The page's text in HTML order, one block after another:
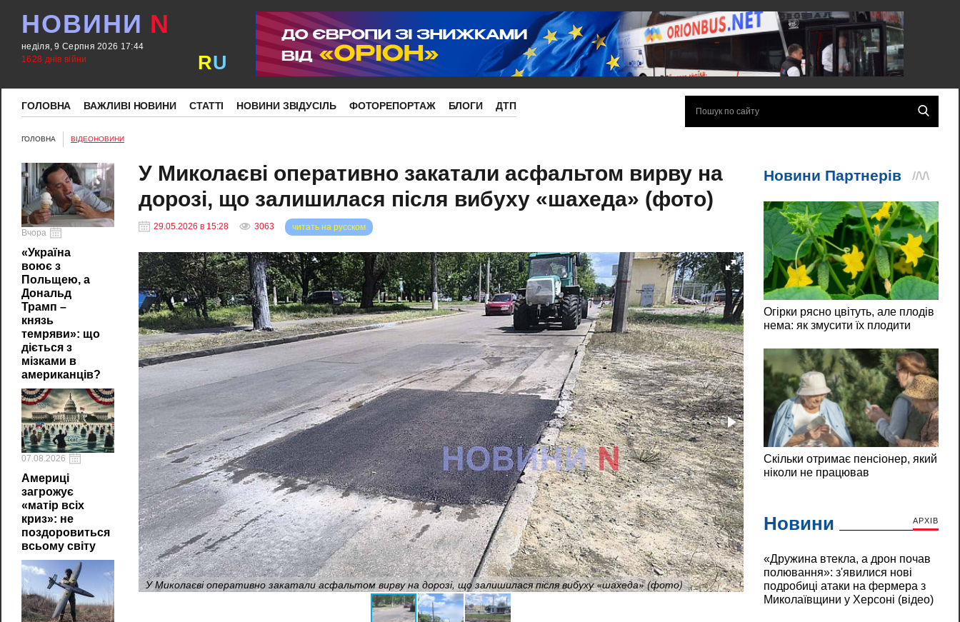
НОВИНИ N
неділя, 9 Серпня 2026 17:44
1628 днів війни
RU
ГОЛОВНА ВАЖЛИВІ НОВИНИ СТАТТІ НОВИНИ ЗВІДУСІЛЬ ФОТОРЕПОРТАЖ БЛОГИ ДТП
ГОЛОВНА ВІДЕОНОВИНИ
Вчора
«Україна
воює з
Польщею, а
Дональд
Трамп –
князь
темряви»: що
діється з
мізками в
американців?
07.08.2026
Америці
загрожує
«матір всіх
криз»: не
поздоровиться
всьому світу
У Миколаєві оперативно закатали асфальтом вирву на
дорозі, що залишилася після вибуху «шахеда» (фото)
29.05.2026 в 15:28 3063 читать на русском
У Миколаєві оперативно закатали асфальтом вирву на дорозі, що залишилася після вибуху «шахеда» (фото) У Миколаєві оперативно закатали
Новини АРХІВ
«Дружина втекла, а дрон почав
полювання»: з'явилися нові
подробиці атаки на фермера з
Миколаївщини у Херсоні (відео)